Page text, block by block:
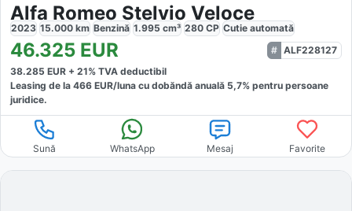
Alfa Romeo Stelvio Veloce
2023 15.000 km Benzină 1.995 cm³ 280 CP Cutie automată
46.325 EUR
ALF228127
38.285 EUR + 21% TVA deductibil
Leasing de la 466 EUR/luna cu dobăndă anuală 5,7% pentru persoane
juridice.
Sună WhatsApp Mesaj Favorite